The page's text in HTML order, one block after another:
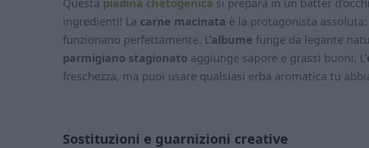
ingredienti! La carne macinata è la protagonista assoluta:
funzionano perfettamente. L’albume funge da legante
parmigiano stagionato aggiunge sapore e grassi buoni. L’
freschezza, ma puoi usare qualsiasi erba aromatica tu
Sostituzioni e guarnizioni creative